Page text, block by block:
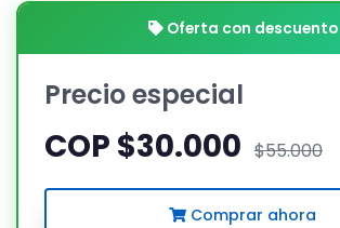
Oferta con descuento
Precio especial
COP $30.000 $55.000
Comprar ahora